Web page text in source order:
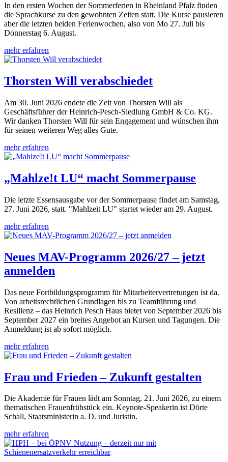
In den ersten Wochen der Sommerferien in Rheinland Pfalz finden
die Sprachkurse zu den gewohnten Zeiten statt. Die Kurse pausieren
aber die letzten beiden Ferienwochen, also von Mo 27. Juli bis
Donnerstag 6. August.
mehr erfahren
Thorsten Will verabschiedet
Am 30. Juni 2026 endete die Zeit von Thorsten Will als
Geschäftsführer der Heinrich-Pesch-Siedlung GmbH & Co. KG.
Wir danken Thorsten Will für sein Engagement und wünschen ihm
für seinen weiteren Weg alles Gute.
mehr erfahren
„Mahlze!t LU“ macht Sommerpause
Die letzte Essensausgabe vor der Sommerpause findet am Samstag,
27. Juni 2026, statt. "Mahlzeit LU" startet wieder am 29. August.
mehr erfahren
Neues MAV-Programm 2026/27 – jetzt
anmelden
Das neue Fortbildungsprogramm für Mitarbeitervertretungen ist da.
Von arbeitsrechtlichen Grundlagen bis zu Teamführung und
Resilienz – das Heinrich Pesch Haus bietet von September 2026 bis
September 2027 ein breites Angebot an Kursen und Tagungen. Die
Anmeldung ist ab sofort möglich.
mehr erfahren
Frau und Frieden – Zukunft gestalten
Die Akademie für Frauen lädt am Sonntag, 21. Juni 2026, zu einem
thematischen Frauenfrühstück ein. Keynote-Speakerin ist Dörte
Schall, Staatsministerin a. D. und Juristin.
mehr erfahren